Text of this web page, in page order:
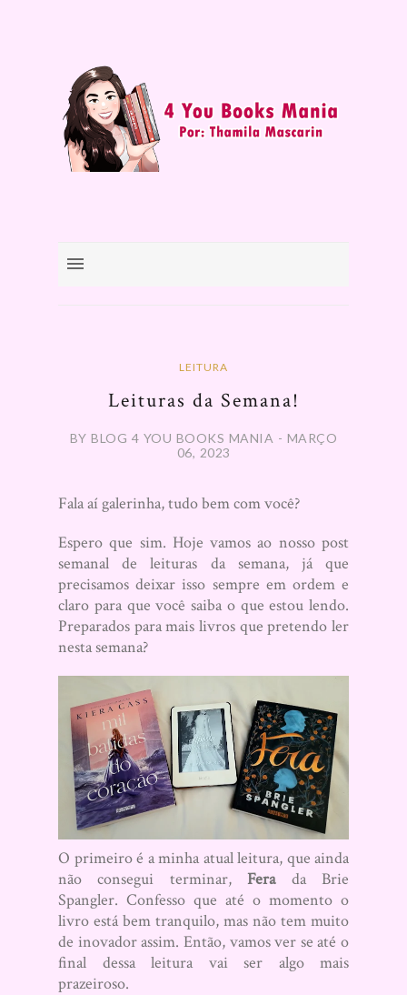
LEITURA
Leituras da Semana!
BY BLOG 4 YOU BOOKS MANIA - MARÇO
06, 2023
Fala aí galerinha, tudo bem com você?
Espero que sim. Hoje vamos ao nosso post
semanal de leituras da semana, já que
precisamos deixar isso sempre em ordem e
claro para que você saiba o que estou lendo.
Preparados para mais livros que pretendo ler
nesta semana?
O primeiro é a minha atual leitura, que ainda
não consegui terminar,Ferada Brie
Spangler. Confesso que até o momento o
livro está bem tranquilo, mas não tem muito
de inovador assim. Então, vamos ver se até o
final dessa leitura vai ser algo mais
prazeiroso.